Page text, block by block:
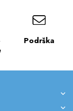
Podrška